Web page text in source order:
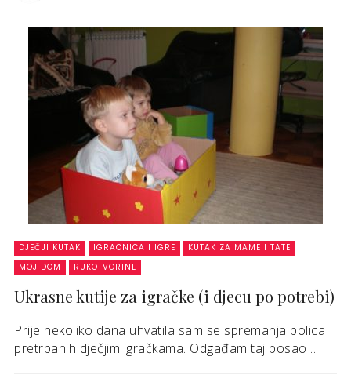
DJEČJI KUTAK IGRAONICA I IGRE
KUTAK ZA MAME I TATE
MOJ DOM
RUKOTVORINE
Ukrasne kutije za igračke (i djecu po potrebi)
Prije nekoliko dana uhvatila sam se spremanja polica
pretrpanih dječjim igračkama. Odgađam taj posao ...